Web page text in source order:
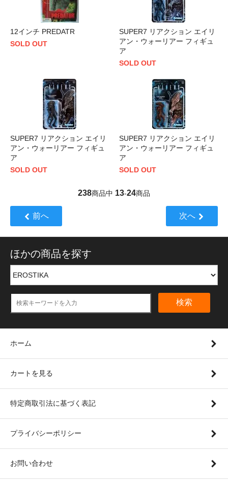
12インチ PREDATR
SOLD OUT
SUPER7 リアクション エイリ
アン・ウォーリアー フィギュ
ア
SOLD OUT
SUPER7 リアクション エイリ
アン・ウォーリアー フィギュ
ア
SOLD OUT
SUPER7 リアクション エイリ
アン・ウォーリアー フィギュ
ア
SOLD OUT
238商品中 13-24商品
前へ 次へ
ほかの商品を探す
検索
ホーム
カートを見る
特定商取引法に基づく表記
プライバシーポリシー
お問い合わせ